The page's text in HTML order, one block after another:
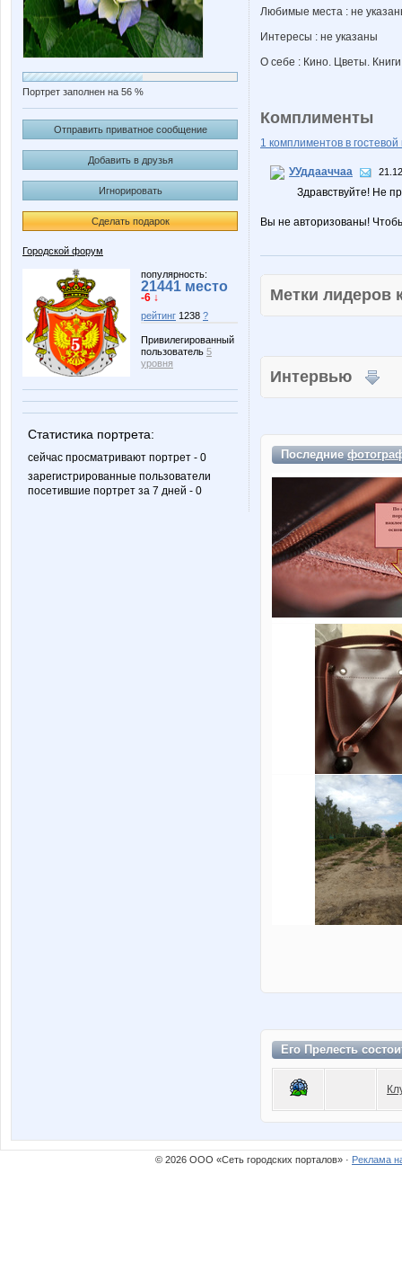
Портрет заполнен на 56 %
Отправить приватное сообщение
Добавить в друзья
Игнорировать
Сделать подарок
Городской форум
популярность:
21441 место
-6 ↓
рейтинг 1238 ?
Привилегированный
пользователь 5
уровня
Статистика портрета:
сейчас просматривают портрет - 0
зарегистрированные пользователи
посетившие портрет за 7 дней - 0
Любимые места : не
Интересы : не указаны
О себе : Кино. Цветы.
Комплименты
1 комплиментов в гостевой
УУддааччаа
Здравствуйте! Не
Вы не авторизованы!
Метки
Интервью
Последние
Его Прелесть
© 2026 ООО «Сеть городских порталов» · Реклама